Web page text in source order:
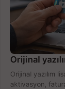
Orijinal
Orijinal yazılım
aktivasyon,